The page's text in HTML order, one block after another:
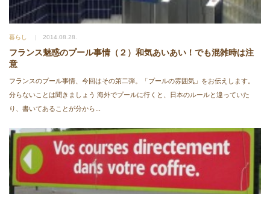
暮らし 2014.08.28.
フランス魅惑のプール事情（２）和気あいあい！でも混雑時は注
意
フランスのプール事情、今回はその第二弾。「プールの雰囲気」をお伝えします。
分らないことは聞きましょう 海外でプールに行くと、日本のルールと違っていた
り、書いてあることが分から...